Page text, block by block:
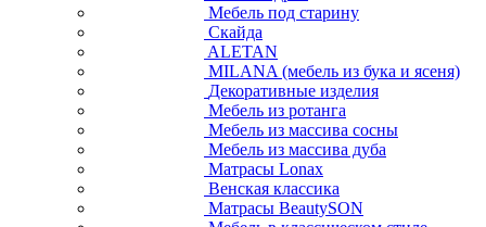
Мебель под старину
Скайда
ALETAN
MILANA (мебель из бука и ясеня)
Декоративные изделия
Мебель из ротанга
Мебель из массива сосны
Мебель из массива дуба
Матрасы Lonax
Венская классика
Матрасы BeautySON